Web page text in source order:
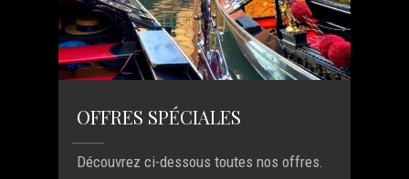
OFFRES SPÉCIALES
Découvrez ci-dessous toutes nos offres.